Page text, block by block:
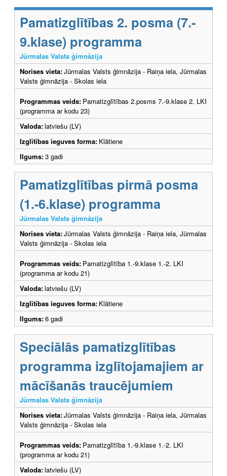
Pamatizglītības 2. posma (7.-
9.klase) programma
Jūrmalas Valsts ģimnāzija
Norises vieta:Jūrmalas Valsts ģimnāzija - Raiņa iela, Jūrmalas
Valsts ģimnāzija - Skolas iela
Programmas veids: Pamatizglītības 2.posms 7.-9.klase 2. LKI
(programma ar kodu 23)
Valoda:latviešu (LV)
Izglītības ieguves forma: Klātiene
Ilgums:3 gadi
Pamatizglītības pirmā posma
(1.-6.klase) programma
Jūrmalas Valsts ģimnāzija
Norises vieta:Jūrmalas Valsts ģimnāzija - Raiņa iela, Jūrmalas
Valsts ģimnāzija - Skolas iela
Programmas veids: Pamatizglītība 1.-9.klase 1.-2. LKI
(programma ar kodu 21)
Valoda:latviešu (LV)
Izglītības ieguves forma: Klātiene
Ilgums:6 gadi
Speciālās pamatizglītības
programma izglītojamajiem ar
mācīšanās traucējumiem
Jūrmalas Valsts ģimnāzija
Norises vieta:Jūrmalas Valsts ģimnāzija - Raiņa iela, Jūrmalas
Valsts ģimnāzija - Skolas iela
Programmas veids: Pamatizglītība 1.-9.klase 1.-2. LKI
(programma ar kodu 21)
Valoda:latviešu (LV)